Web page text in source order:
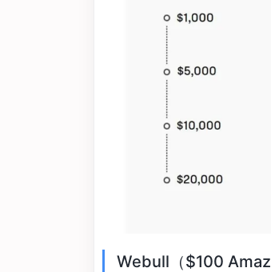
Webull（$100